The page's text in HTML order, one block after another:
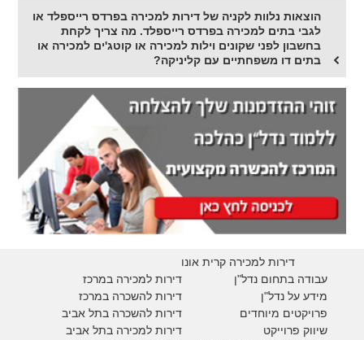
הוצאות נלוות לקניה של דירות למכירה בפרדס רייספלד או
לגבי בתים למכירה בפרדס רייספלד. מה צריך לקחת
בחשבון לפני שקונים וילות למכירה או קוטג'ים למכירה או
בתים דו משפחתיים עם קליניקה?
דירות למכירה קרית אונו
דירות למכירה במרכז
דירות להשכרה במרכז
דירות להשכרה בתל אביב
דירות למכירה בתל אביב
עבודה בתחום נדל"ן
מידע על נדל"ן
פרויקטים מיוחדים
שיווק פרוייקט